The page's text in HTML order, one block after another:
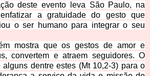
deste evento leva São Paulo, na
a gratuidade do gesto que
o ser humano para integrar o seu
mostra que os gestos de amor e
convertem e atraem seguidores. O
alguns dentre estes (Mt 10,2-3) para o